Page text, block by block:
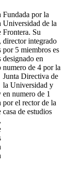
Fundada por la
Universidad de la
Frontera. Su
director integrado
por 5 miembros es
designado en
numero de 4 por la
Junta Directiva de
la Universidad y
en numero de 1
por el rector de la
casa de estudios